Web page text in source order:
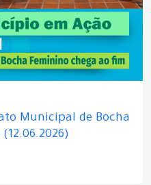
Municipal de Bocha